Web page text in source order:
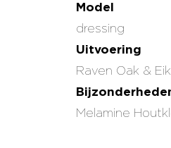
Model
dressing
Uitvoering
Raven Oak &
Melamine